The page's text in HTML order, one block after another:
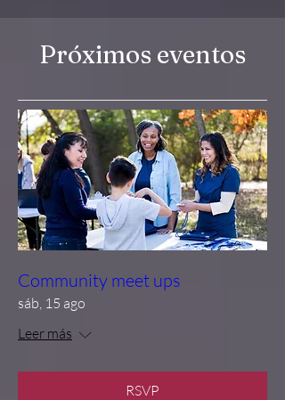
Próximos eventos
Community meet ups
sáb, 15 ago
Leer más
RSVP